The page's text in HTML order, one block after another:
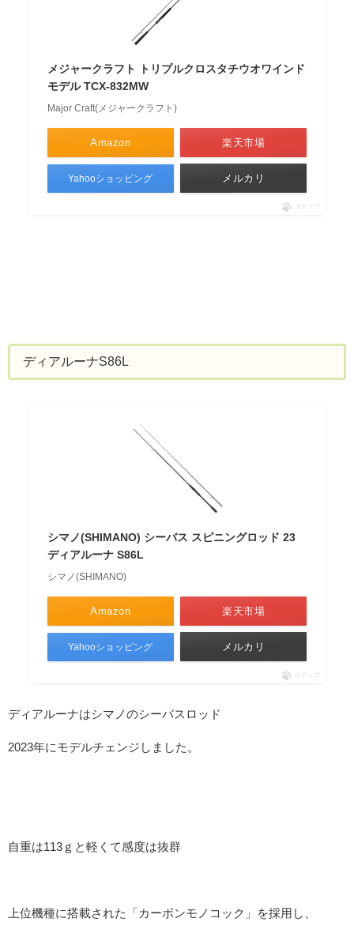
メジャークラフト トリプルクロスタチウオワインド
モデル TCX-832MW
Major Craft(メジャークラフト)
Amazon 楽天市場
Yahooショッピング メルカリ
ポチップ
ディアルーナS86L
シマノ(SHIMANO) シーバス スピニングロッド 23
ディアルーナ S86L
シマノ(SHIMANO)
Amazon 楽天市場
Yahooショッピング メルカリ
ポチップ
ディアルーナはシマノのシーバスロッド
2023年にモデルチェンジしました。
自重は113ｇと軽くて感度は抜群
上位機種に搭載された「カーボンモノコック」を採用し、